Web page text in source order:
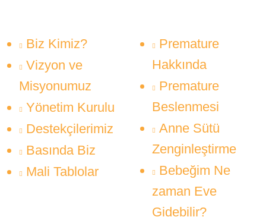
Biz Kimiz?
Vizyon ve
Misyonumuz
Yönetim Kurulu
Destekçilerimiz
Basında Biz
Mali Tablolar
Premature
Hakkında
Premature
Beslenmesi
Anne Sütü
Zenginleştirme
Bebeğim Ne
zaman Eve
Gidebilir?